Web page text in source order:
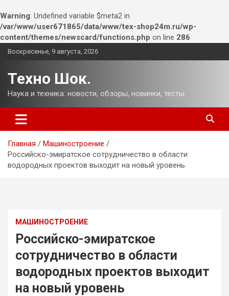
Warning: Undefined variable $meta2 in
/var/www/user671865/data/www/tex-shop24m.ru/wp-
content/themes/newscard/functions.php on line 286
Перейти
Воскресенье, 9 августа, 2026
Техно Шок.
Наука и техника: новости, обзоры, новинки, тесты.
Главная
Машиностроение
Российско-эмиратское сотрудничество в области
водородных проектов выходит на новый уровень
МАШИНОСТРОЕНИЕ
Российско-эмиратское
сотрудничество в области
водородных проектов выходит
на новый уровень